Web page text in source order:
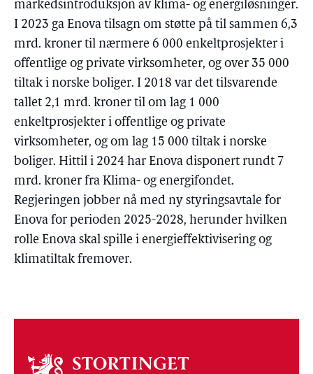
markedsintroduksjon av klima- og energiløsninger.
I 2023 ga Enova tilsagn om støtte på til sammen 6,3
mrd. kroner til nærmere 6 000 enkeltprosjekter i
offentlige og private virksomheter, og over 35 000
tiltak i norske boliger. I 2018 var det tilsvarende
tallet 2,1 mrd. kroner til om lag 1 000
enkeltprosjekter i offentlige og private
virksomheter, og om lag 15 000 tiltak i norske
boliger. Hittil i 2024 har Enova disponert rundt 7
mrd. kroner fra Klima- og energifondet.
Regjeringen jobber nå med ny styringsavtale for
Enova for perioden 2025-2028, herunder hvilken
rolle Enova skal spille i energieffektivisering og
klimatiltak fremover.
Om